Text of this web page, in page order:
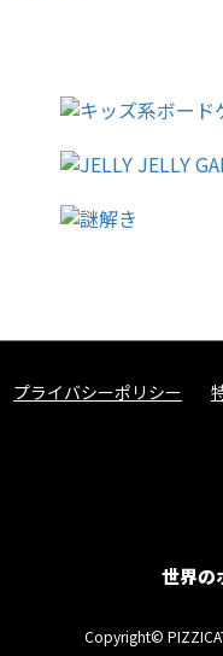
プライバシーポリシー
世界の
Copyright©